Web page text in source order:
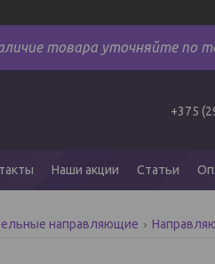
товара уточняйте по
+375
Наши акции Статьи
направляющие